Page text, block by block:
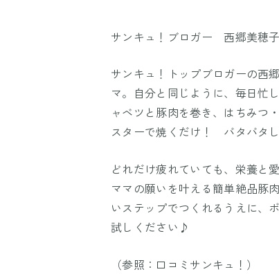
サンキュ！ブロガー 西郷美穂
サンキュ！トップブロガーの西
マ。自分と同じように、毎日忙
ャベツと豚肉を巻き、はちみつ
スターで焼くだけ！ バタバタ
どれだけ疲れていても、栄養と
ママの願いを叶える簡単絶品豚
いステップでつくれるうえに、
試しください♪
（参照： 口コミサンキュ！ ）